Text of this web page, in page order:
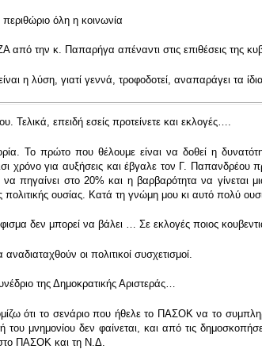
όλη η κοινωνία
την κ. Παπαρήγα απέναντι στις επιθέσεις της
η λύση, γιατί γεννά, τροφοδοτεί, αναπαράγει τα
επειδή εσείς προτείνετε και εκλογές….
Το πρώτο που θέλουμε είναι να δοθεί η
χρόνο για αυξήσεις και έβγαλε τον Γ.
πηγαίνει στο 20% και η βαρβαρότητα να
ουσίας. Κατά τη γνώμη μου κι αυτό πολύ
δεν μπορεί να βάλει … Σε εκλογές ποιος
οι πολιτικοί συσχετισμοί.
της Δημοκρατικής Αριστεράς…
ότι το σενάριο που ήθελε το ΠΑΣΟΚ να το
του μνημονίου δεν φαίνεται, και από τις
ΠΑΣΟΚ και τη Ν.Δ.